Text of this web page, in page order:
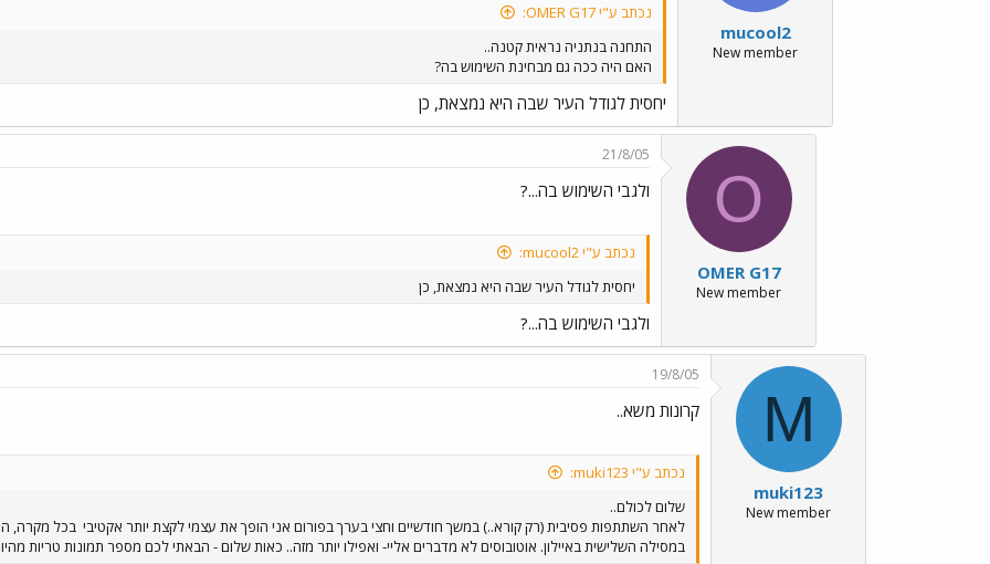
mucool2
New member
נכתב ע"י OMER G17:
התחנה בנתניה נראית קטנה..
האם היה ככה גם מבחינת השימוש בה?
יחסית לגודל העיר שבה היא נמצאת, כן
O
OMER G17
New member
21/8/05
ולגבי השימוש בה...?
נכתב ע"י mucool2:
יחסית לגודל העיר שבה היא נמצאת, כן
ולגבי השימוש בה...?
M
muki123
New member
19/8/05
קרונות משא..
נכתב ע"י muki123:
שלום לכולם..
לאחר השתתפות פסיבית (רק קורא..) במשך חודשיים וחצי בערך בפורום אני הופך את עצמי לקצת יותר אקטיבי בכל מקרה,
במסילה השלישית באיילון. אוטובוסים לא מדברים אליי- ואפילו יותר מזה.. כאות שלום - הבאתי לכם מספר תמונות טריות